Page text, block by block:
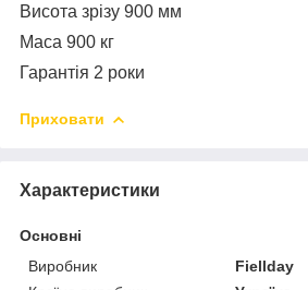
Висота зрізу 900 мм
Maca 900 кг
Гарантія 2 роки
Приховати
Характеристики
Основні
Виробник
Fiellday